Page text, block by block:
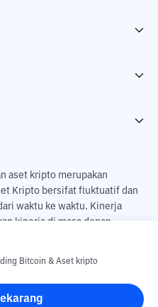
aset kripto merupakan
Kripto bersifat fluktuatif dan
waktu ke waktu. Kinerja
kinerja di masa depan.
dampak dari membeli dan
Indonesia (Bittime) tidak
fluktuasi dari nilai tukar Aset
Bitcoin & Aset kripto